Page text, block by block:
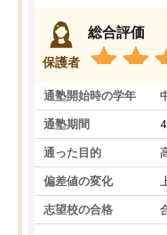
保護者
総合評価
通塾開始時の学年
通塾期間
通った目的
偏差値の変化
志望校の合格